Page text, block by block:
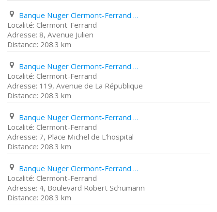
Banque Nuger Clermont-Ferrand 8, Avenue Julien
Clermont-Ferrand
8, Avenue Julien
208.3 km
Banque Nuger Clermont-Ferrand 119, Avenue de La République
Clermont-Ferrand
119, Avenue de La République
208.3 km
Banque Nuger Clermont-Ferrand 7, Place Michel de L'hospital
Clermont-Ferrand
7, Place Michel de L'hospital
208.3 km
Banque Nuger Clermont-Ferrand 4, Boulevard Robert Schumann
Clermont-Ferrand
4, Boulevard Robert Schumann
208.3 km